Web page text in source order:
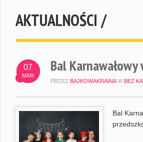
AKTUALNOŚCI /
07
MAR
Bal
PRZEZ BAJKOWAKRAINA W BEZ
Bal